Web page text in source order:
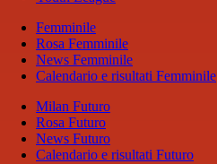
Femminile
Rosa Femminile
News Femminile
Calendario e risultati Femminile
Milan Futuro
Rosa Futuro
News Futuro
Calendario e risultati Futuro